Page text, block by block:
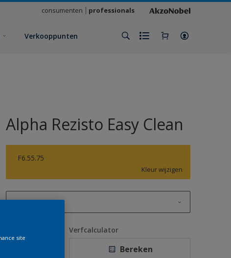
consumenten professionals
Verkooppunten
Alpha Rezisto Easy Clean
F6.55.75
Kleur wijzigen
1 L
2,5 L
Verfcalculator
Bereken
site